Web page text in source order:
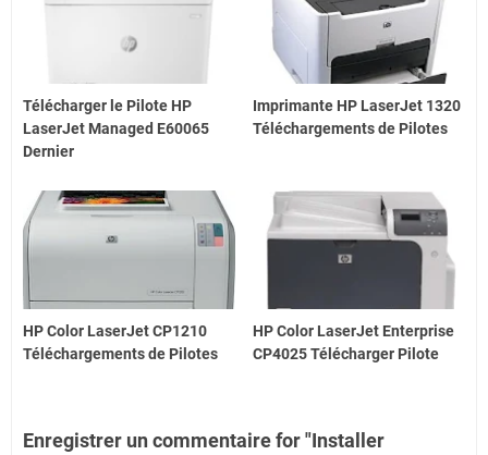
Télécharger le Pilote HP
LaserJet Managed E60065
Dernier
Imprimante HP LaserJet 1320
Téléchargements de Pilotes
HP Color LaserJet CP1210
Téléchargements de Pilotes
HP Color LaserJet Enterprise
CP4025 Télécharger Pilote
Enregistrer un commentaire for "Installer